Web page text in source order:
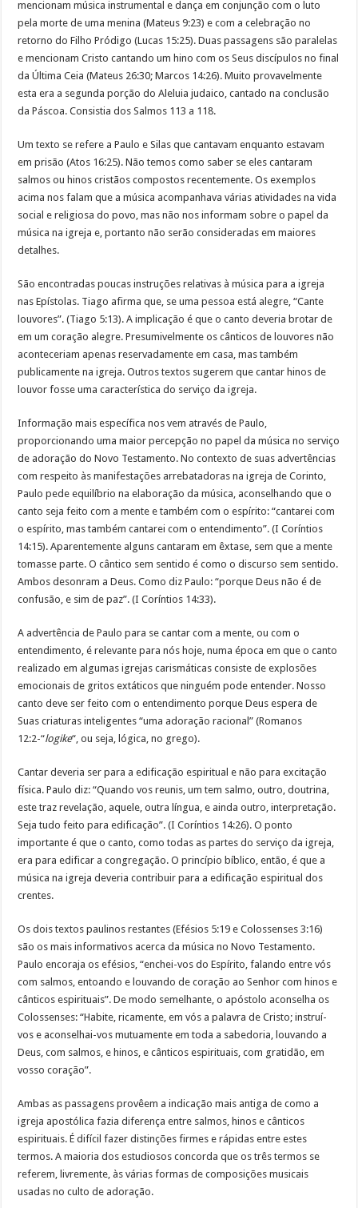
mencionam música instrumental e dança em conjunção com o luto
pela morte de uma menina (Mateus 9:23) e com a celebração no
retorno do Filho Pródigo (Lucas 15:25). Duas passagens são paralelas
e mencionam Cristo cantando um hino com os Seus discípulos no final
da Última Ceia (Mateus 26:30; Marcos 14:26). Muito provavelmente
esta era a segunda porção do Aleluia judaico, cantado na conclusão
da Páscoa. Consistia dos Salmos 113 a 118.
Um texto se refere a Paulo e Silas que cantavam enquanto estavam
em prisão (Atos 16:25). Não temos como saber se eles cantaram
salmos ou hinos cristãos compostos recentemente. Os exemplos
acima nos falam que a música acompanhava várias atividades na vida
social e religiosa do povo, mas não nos informam sobre o papel da
música na igreja e, portanto não serão consideradas em maiores
detalhes.
São encontradas poucas instruções relativas à música para a igreja
nas Epístolas. Tiago afirma que, se uma pessoa está alegre, “Cante
louvores”. (Tiago 5:13). A implicação é que o canto deveria brotar de
em um coração alegre. Presumivelmente os cânticos de louvores não
aconteceriam apenas reservadamente em casa, mas também
publicamente na igreja. Outros textos sugerem que cantar hinos de
louvor fosse uma característica do serviço da igreja.
Informação mais específica nos vem através de Paulo,
proporcionando uma maior percepção no papel da música no serviço
de adoração do Novo Testamento. No contexto de suas advertências
com respeito às manifestações arrebatadoras na igreja de Corinto,
Paulo pede equilíbrio na elaboração da música, aconselhando que o
canto seja feito com a mente e também com o espírito: “cantarei com
o espírito, mas também cantarei com o entendimento”. (I Coríntios
14:15). Aparentemente alguns cantaram em êxtase, sem que a mente
tomasse parte. O cântico sem sentido é como o discurso sem sentido.
Ambos desonram a Deus. Como diz Paulo: “porque Deus não é de
confusão, e sim de paz”. (I Coríntios 14:33).
A advertência de Paulo para se cantar com a mente, ou com o
entendimento, é relevante para nós hoje, numa época em que o canto
realizado em algumas igrejas carismáticas consiste de explosões
emocionais de gritos extáticos que ninguém pode entender. Nosso
canto deve ser feito com o entendimento porque Deus espera de
Suas criaturas inteligentes “uma adoração racional” (Romanos
12:2-“logike“, ou seja, lógica, no grego).
Cantar deveria ser para a edificação espiritual e não para excitação
física. Paulo diz: “Quando vos reunis, um tem salmo, outro, doutrina,
este traz revelação, aquele, outra língua, e ainda outro, interpretação.
Seja tudo feito para edificação”. (I Coríntios 14:26). O ponto
importante é que o canto, como todas as partes do serviço da igreja,
era para edificar a congregação. O princípio bíblico, então, é que a
música na igreja deveria contribuir para a edificação espiritual dos
crentes.
Os dois textos paulinos restantes (Efésios 5:19 e Colossenses 3:16)
são os mais informativos acerca da música no Novo Testamento.
Paulo encoraja os efésios, “enchei-vos do Espírito, falando entre vós
com salmos, entoando e louvando de coração ao Senhor com hinos e
cânticos espirituais”. De modo semelhante, o apóstolo aconselha os
Colossenses: “Habite, ricamente, em vós a palavra de Cristo; instruí-
vos e aconselhai-vos mutuamente em toda a sabedoria, louvando a
Deus, com salmos, e hinos, e cânticos espirituais, com gratidão, em
vosso coração”.
Ambas as passagens provêem a indicação mais antiga de como a
igreja apostólica fazia diferença entre salmos, hinos e cânticos
espirituais. É difícil fazer distinções firmes e rápidas entre estes
termos. A maioria dos estudiosos concorda que os três termos se
referem, livremente, às várias formas de composições musicais
usadas no culto de adoração.